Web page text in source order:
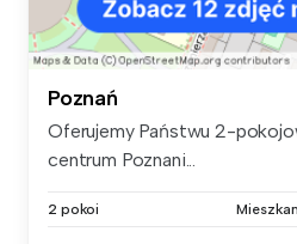
Poznań
Oferujemy Państwu 2-
centrum Poznani...
2 pokoi